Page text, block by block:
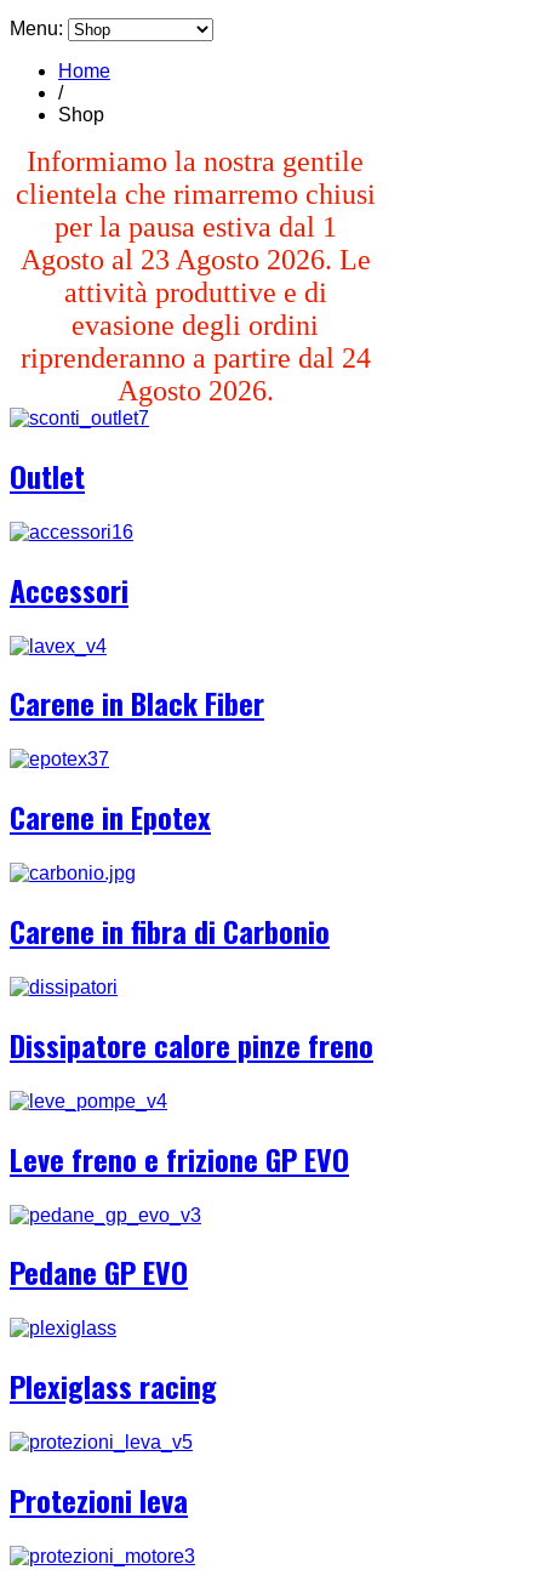
Menu:
Home
/
Shop
Informiamo la nostra gentile
clientela che rimarremo chiusi
per la pausa estiva dal 1
Agosto al 23 Agosto 2026. Le
attività produttive e di
evasione degli ordini
riprenderanno a partire dal 24
Agosto 2026.
Outlet
Accessori
Carene in Black Fiber
Carene in Epotex
Carene in fibra di Carbonio
Dissipatore calore pinze freno
Leve freno e frizione GP EVO
Pedane GP EVO
Plexiglass racing
Protezioni leva